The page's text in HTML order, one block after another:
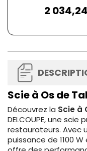
2
Scie à Os de
Découvrez la Scie à
DELCOUPE, une
restaurateurs. Avec
puissance de 1100